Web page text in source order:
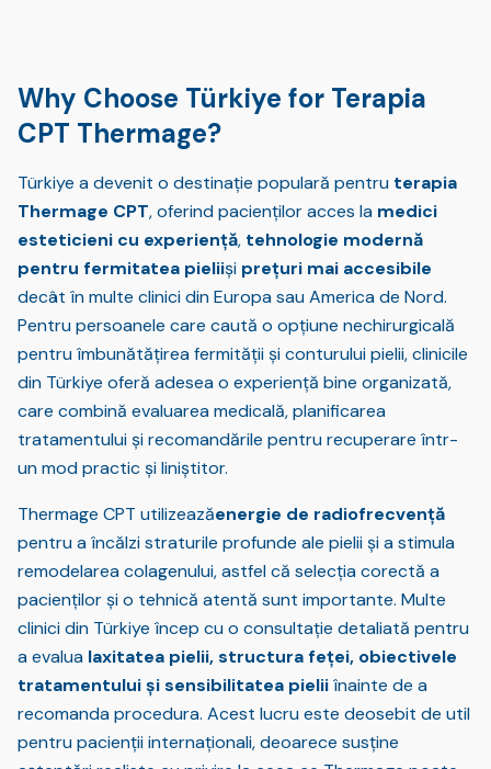
Why Choose Türkiye for Terapia
CPT Thermage?
Türkiye a devenit o destinație populară pentru terapia
Thermage CPT, oferind pacienților acces la medici
esteticieni cu experiență, tehnologie modernă
pentru fermitatea pieliiși prețuri mai accesibile
decât în multe clinici din Europa sau America de Nord.
Pentru persoanele care caută o opțiune nechirurgicală
pentru îmbunătățirea fermității și conturului pielii, clinicile
din Türkiye oferă adesea o experiență bine organizată,
care combină evaluarea medicală, planificarea
tratamentului și recomandările pentru recuperare într-
un mod practic și liniștitor.
Thermage CPT utilizeazăenergie de radiofrecvență
pentru a încălzi straturile profunde ale pielii și a stimula
remodelarea colagenului, astfel că selecția corectă a
pacienților și o tehnică atentă sunt importante. Multe
clinici din Türkiye încep cu o consultație detaliată pentru
a evalua laxitatea pielii, structura feței, obiectivele
tratamentului și sensibilitatea pieliiînainte de a
recomanda procedura. Acest lucru este deosebit de util
pentru pacienții internaționali, deoarece susține